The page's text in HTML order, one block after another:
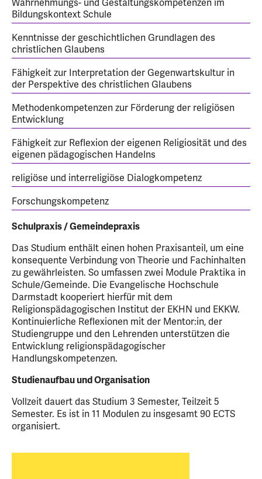
Wahrnehmungs- und Gestaltungskompetenzen im
Bildungskontext Schule
Kenntnisse der geschichtlichen Grundlagen des
christlichen Glaubens
Fähigkeit zur Interpretation der Gegenwartskultur in
der Perspektive des christlichen Glaubens
Methodenkompetenzen zur Förderung der religiösen
Entwicklung
Fähigkeit zur Reflexion der eigenen Religiosität und des
eigenen pädagogischen Handelns
religiöse und interreligiöse Dialogkompetenz
Forschungskompetenz
Schulpraxis / Gemeindepraxis
Das Studium enthält einen hohen Praxisanteil, um eine
konsequente Verbindung von Theorie und Fachinhalten
zu gewährleisten. So umfassen zwei Module Praktika in
Schule/Gemeinde. Die Evangelische Hochschule
Darmstadt kooperiert hierfür mit dem
Religionspädagogischen Institut der EKHN und EKKW.
Kontinuierliche Reflexionen mit der Mentor:in, der
Studiengruppe und den Lehrenden unterstützen die
Entwicklung religionspädagogischer
Handlungskompetenzen.
Studienaufbau und Organisation
Vollzeit dauert das Studium 3 Semester, Teilzeit 5
Semester. Es ist in 11 Modulen zu insgesamt 90 ECTS
organisiert.